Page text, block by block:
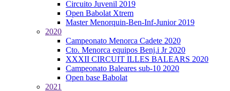
Circuito Juvenil 2019
Open Babolat Xtrem
Master Menorquin-Ben-Inf-Junior 2019
2020
Campeonato Menorca Cadete 2020
Cto. Menorca equipos Benj.i Jr 2020
XXXII CIRCUIT ILLES BALEARS 2020
Campeonato Baleares sub-10 2020
Open base Babolat
2021